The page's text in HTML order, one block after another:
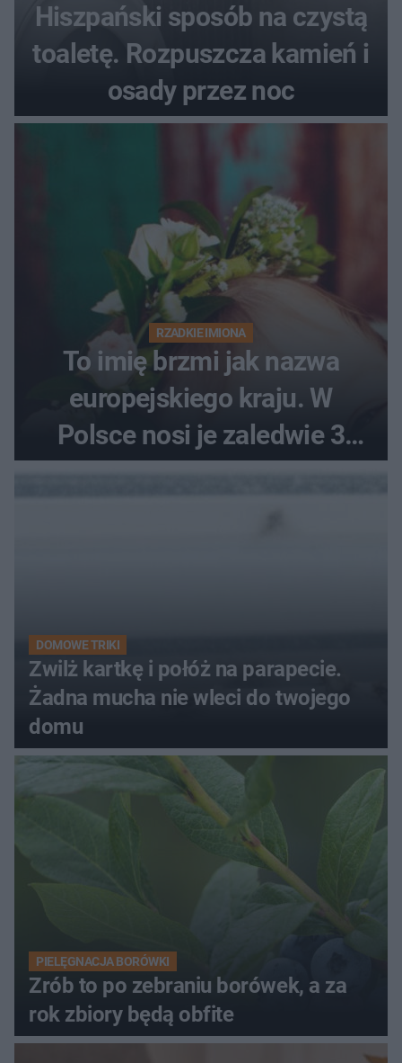
Hiszpański sposób na czystą
toaletę. Rozpuszcza kamień i
osady przez noc
RZADKIE IMIONA
To imię brzmi jak nazwa
europejskiego kraju. W
Polsce nosi je zaledwie 3
DOMOWE TRIKI
Zwilż kartkę i połóż na parapecie.
Żadna mucha nie wleci do twojego
domu
PIELĘGNACJA BORÓWKI
Zrób to po zebraniu borówek, a za
rok zbiory będą obfite